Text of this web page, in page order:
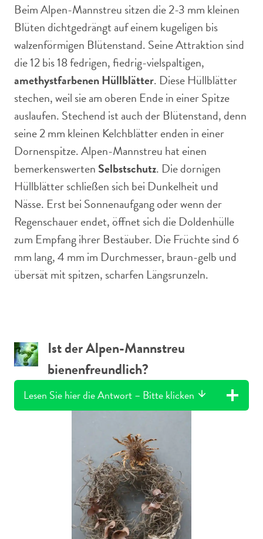
Beim Alpen-Mannstreu sitzen die 2-3 mm kleinen
Blüten dichtgedrängt auf einem kugeligen bis
walzenförmigen Blütenstand. Seine Attraktion sind
die 12 bis 18 fedrigen, fiedrig-vielspaltigen,
amethystfarbenen Hüllblätter. Diese Hüllblätter
stechen, weil sie am oberen Ende in einer Spitze
auslaufen. Stechend ist auch der Blütenstand, denn
seine 2 mm kleinen Kelchblätter enden in einer
Dornenspitze. Alpen-Mannstreu hat einen
bemerkenswerten Selbstschutz. Die dornigen
Hüllblätter schließen sich bei Dunkelheit und
Nässe. Erst bei Sonnenaufgang oder wenn der
Regenschauer endet, öffnet sich die Doldenhülle
zum Empfang ihrer Bestäuber. Die Früchte sind 6
mm lang, 4 mm im Durchmesser, braun-gelb und
übersät mit spitzen, scharfen Längsrunzeln.
Ist der Alpen-Mannstreu
bienenfreundlich?
Lesen Sie hier die Antwort – Bitte klicken